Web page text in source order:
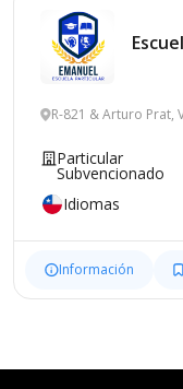
R-821 & Arturo Prat,
Particular
Subvencionado
Idiomas
Información